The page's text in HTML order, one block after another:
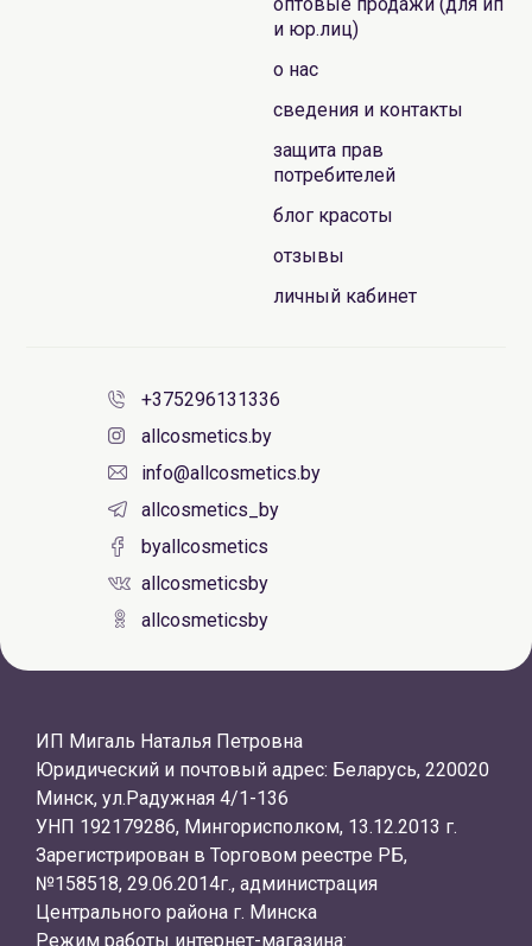
и юр.лиц)
о нас
сведения и контакты
защита прав
потребителей
блог красоты
отзывы
личный кабинет
+375296131336
allcosmetics.by
info@allcosmetics.by
allcosmetics_by
byallcosmetics
allcosmeticsby
allcosmeticsby
ИП Мигаль Наталья Петровна
Юридический и почтовый адрес: Беларусь, 220020
Минск, ул.Радужная 4/1-136
УНП 192179286, Мингорисполком, 13.12.2013 г.
Зарегистрирован в Торговом реестре РБ,
№158518, 29.06.2014г., администрация
Центрального района г. Минска
Режим работы интернет-магазина: